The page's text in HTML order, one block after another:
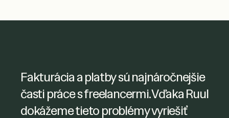
Ruul mi umožnil mať jednoduchý
prístup k faktúram freelancerov a
efektívne vybavovať platby. Som tiež
Fakturácia a platby sú najnáročnejšie
časti práce s freelancermi. Vďaka Ruul
dokážeme tieto problémy vyriešiť